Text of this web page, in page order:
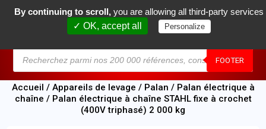
FOOTER
0
Accueil / Appareils de levage / Palan / Palan électrique à
chaîne / Palan électrique à chaîne STAHL fixe à crochet
(400V triphasé) 2 000 kg
By continuing to scroll, you are allowing all third-party services
✓ OK, accept all
Personalize